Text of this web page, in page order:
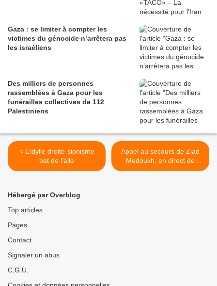
Gaza : se limiter à compter les
victimes du génocide n’arrêtera pas
les israéliens
Des milliers de personnes
rassemblées à Gaza pour les
funérailles collectives de 112
Palestiniens
< L’idylle droite-sionisme
bat de l’aile
Appel au secours de Ziad
Medoukh, en direct de
Gaza >
Hébergé par Overblog
Top articles
Pages
Contact
Signaler un abus
C.G.U.